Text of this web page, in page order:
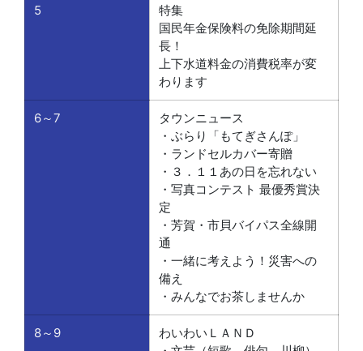
5
特集
国民年金保険料の免除期間延
長！
上下水道料金の消費税率が変
わります
6～7
タウンニュース
・ぶらり「もてぎさんぽ」
・ランドセルカバー寄贈
・３．１１あの日を忘れない
・写真コンテスト 最優秀賞決
定
・芳賀・市貝バイパス全線開
通
・一緒に考えよう！災害への
備え
・みんなでお茶しませんか
8～9
わいわいＬＡＮＤ